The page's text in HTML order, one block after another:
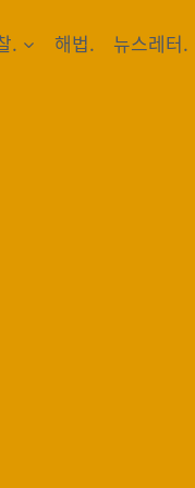
. 해법. 뉴스레터.